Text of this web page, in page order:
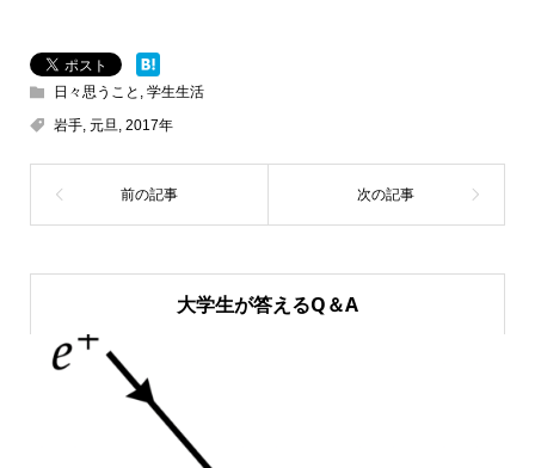
日々思うこと , 学生生活
岩手, 元旦, 2017年
大学生が答えるQ＆A